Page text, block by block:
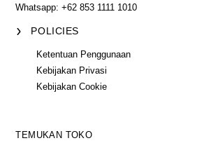
Whatsapp: +62 853 1111 1010
POLICIES
Ketentuan Penggunaan
Kebijakan Privasi
Kebijakan Cookie
TEMUKAN TOKO